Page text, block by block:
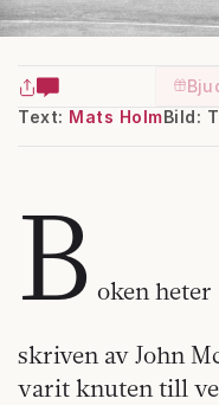
Text: Mats HolmBild:
B oken heter
skriven av John
varit knuten till